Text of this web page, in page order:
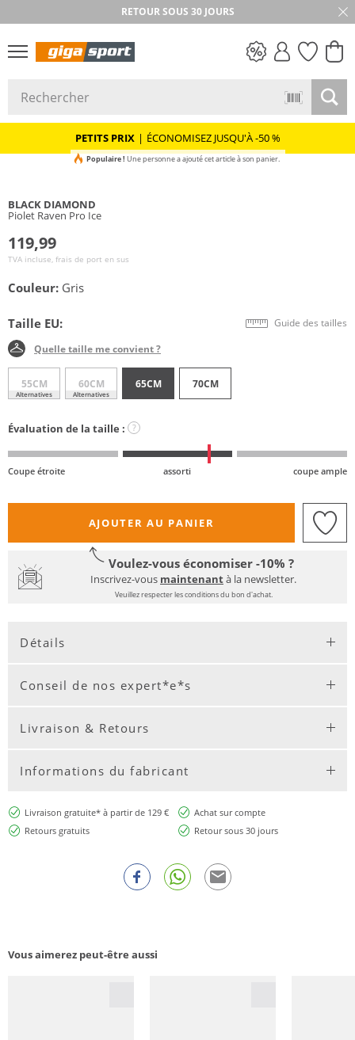
RETOUR SOUS 30 JOURS
PETITS PRIX | ÉCONOMISEZ JUSQU'À -50 %
Populaire ! Une personne a ajouté cet article à son panier.
BLACK DIAMOND
Piolet Raven Pro Ice
119,99
TVA incluse, frais de port en sus
Couleur: Gris
Taille EU: Guide des tailles
Quelle taille me convient ?
55CM
Alternatives
60CM
Alternatives
65CM 70CM
Évaluation de la taille : ?
Coupe étroite assorti coupe ample
AJOUTER AU PANIER
Voulez-vous économiser -10% ?
Inscrivez-vous maintenantà la newsletter.
Veuillez respecter les conditions du bon d'achat.
Détails
Conseil de nos expert*e*s
Livraison & Retours
Informations du fabricant
Livraison gratuite* à partir de 129 €
Achat sur compte
Retours gratuits
Retour sous 30 jours
Vous aimerez peut-être aussi